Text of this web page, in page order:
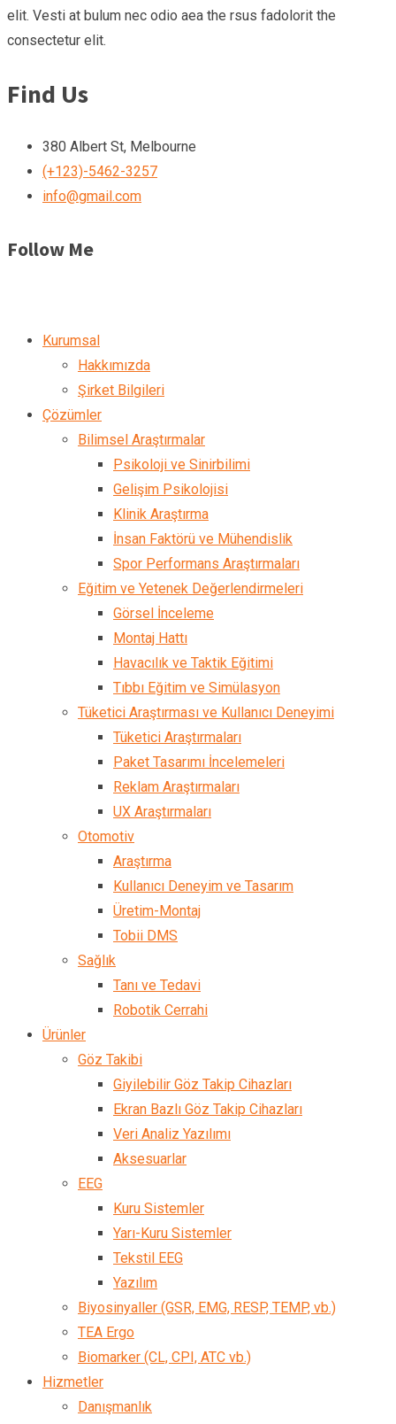
elit. Vesti at bulum nec odio aea the rsus fadolorit the
consectetur elit.
Find Us
380 Albert St, Melbourne
(+123)-5462-3257
info@gmail.com
Follow Me
Kurumsal
Hakkımızda
Şirket Bilgileri
Çözümler
Bilimsel Araştırmalar
Psikoloji ve Sinirbilimi
Gelişim Psikolojisi
Klinik Araştırma
İnsan Faktörü ve Mühendislik
Spor Performans Araştırmaları
Eğitim ve Yetenek Değerlendirmeleri
Görsel İnceleme
Montaj Hattı
Havacılık ve Taktik Eğitimi
Tıbbı Eğitim ve Simülasyon
Tüketici Araştırması ve Kullanıcı Deneyimi
Tüketici Araştırmaları
Paket Tasarımı İncelemeleri
Reklam Araştırmaları
UX Araştırmaları
Otomotiv
Araştırma
Kullanıcı Deneyim ve Tasarım
Üretim-Montaj
Tobii DMS
Sağlık
Tanı ve Tedavi
Robotik Cerrahi
Ürünler
Göz Takibi
Giyilebilir Göz Takip Cihazları
Ekran Bazlı Göz Takip Cihazları
Veri Analiz Yazılımı
Aksesuarlar
EEG
Kuru Sistemler
Yarı-Kuru Sistemler
Tekstil EEG
Yazılım
Biyosinyaller (GSR, EMG, RESP, TEMP, vb.)
TEA Ergo
Biomarker (CL, CPI, ATC vb.)
Hizmetler
Danışmanlık